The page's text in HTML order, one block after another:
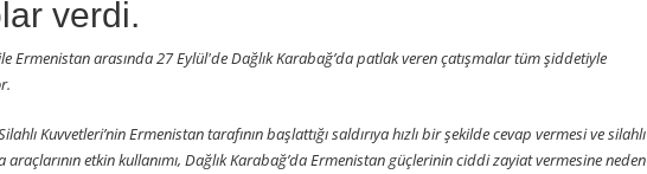
verdi.
Ermenistan arasında 27 Eylül'de Dağlık Karabağ’da patlak veren çatışmalar tüm şiddetiyle
Kuvvetleri’nin Ermenistan tarafının başlattığı saldırıya hızlı bir şekilde cevap vermesi ve silahlı
araçlarının etkin kullanımı, Dağlık Karabağ’da Ermenistan güçlerinin ciddi zayiat vermesine neden